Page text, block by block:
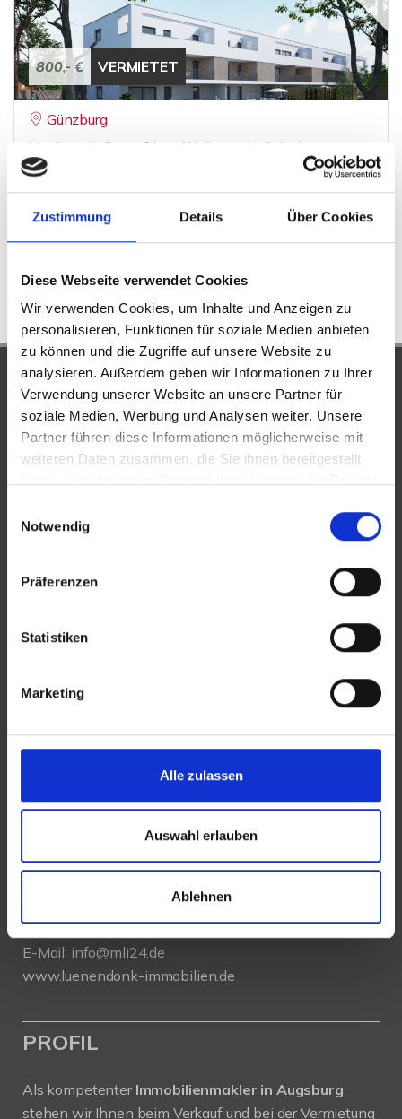
Zustimmung Details Über Cookies
Diese Webseite verwendet Cookies
Wir verwenden Cookies, um Inhalte und Anzeigen zu
personalisieren, Funktionen für soziale Medien anbieten
zu können und die Zugriffe auf unsere Website zu
analysieren. Außerdem geben wir Informationen zu Ihrer
Verwendung unserer Website an unsere Partner für
soziale Medien, Werbung und Analysen weiter. Unsere
Partner führen diese Informationen möglicherweise mit
weiteren Daten zusammen, die Sie ihnen bereitgestellt
Notwendig
Präferenzen
Statistiken
Marketing
Alle zulassen
Auswahl erlauben
Ablehnen
800,- € VERMIETET
Günzburg
Neubau ** Ganz Oben Wohnen ** Gehobene
Ausstattung **
Etagenwohnung
UNSERE PARTNER &
AUSZEICHNUNGEN
KONTAKT
Hochfeldstraße 71
86159 Augsburg
E-Mail: info@mli24.de
www.luenendonk-immobilien.de
PROFIL
Als kompetenter Immobilienmakler in Augsburg
stehen wir Ihnen beim Verkauf und bei der Vermietung